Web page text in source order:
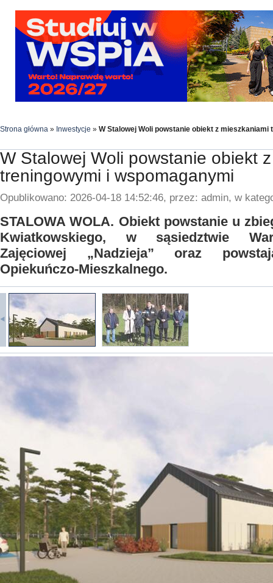
Strona główna » Inwestycje » W Stalowej Woli powstanie obiekt z
W Stalowej Woli powstanie obiekt
treningowymi i wspomaganymi
Opublikowano: 2026-04-18 14:52:46, przez: admin, w
STALOWA WOLA. Obiekt powstanie u
Kwiatkowskiego, w sąsiedztwie
Zajęciowej „Nadzieja” oraz
Opiekuńczo-Mieszkalnego.